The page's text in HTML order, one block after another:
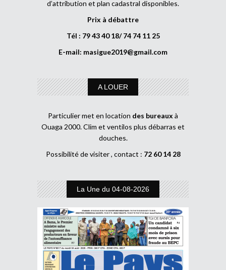
d’attribution et plan cadastral disponibles.
Prix à débattre
Tél : 79 43 40 18/ 74 74 11 25
E-mail: masigue2019@gmail.com
A LOUER
Particulier met en location des bureaux à
Ouaga 2000. Clim et ventilos plus débarras et
douches.
Possibilité de visiter , contact : 72 60 14 28
La Une du 04-08-2026